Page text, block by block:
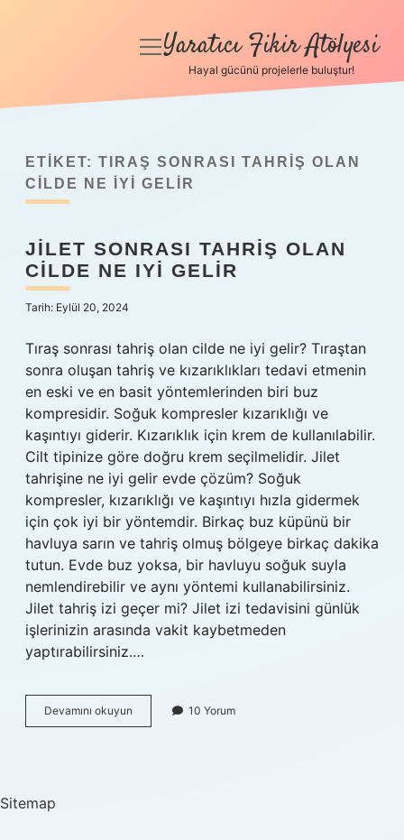
Anasayfa
Yasal Uyarı
menüyü
Yaratıcı Fikir Atölyesi
Hayal gücünü projelerle buluştur!
ETIKET: TIRAŞ SONRASI TAHRIŞ OLAN
CILDE NE IYI GELIR
JILET SONRASI TAHRIŞ OLAN
CILDE NE IYI GELIR
Tarih: Eylül 20, 2024
Tıraş sonrası tahriş olan cilde ne iyi gelir? Tıraştan
sonra oluşan tahriş ve kızarıklıkları tedavi etmenin
en eski ve en basit yöntemlerinden biri buz
kompresidir. Soğuk kompresler kızarıklığı ve
kaşıntıyı giderir. Kızarıklık için krem ​​de kullanılabilir.
Cilt tipinize göre doğru krem ​​seçilmelidir. Jilet
tahrişine ne iyi gelir evde çözüm? Soğuk
kompresler, kızarıklığı ve kaşıntıyı hızla gidermek
için çok iyi bir yöntemdir. Birkaç buz küpünü bir
havluya sarın ve tahriş olmuş bölgeye birkaç dakika
tutun. Evde buz yoksa, bir havluyu soğuk suyla
nemlendirebilir ve aynı yöntemi kullanabilirsiniz.
Jilet tahriş izi geçer mi? Jilet izi tedavisini günlük
işlerinizin arasında vakit kaybetmeden
yaptırabilirsiniz.…
Devamını okuyun
Sonrası
10 Yorum
Sitemap